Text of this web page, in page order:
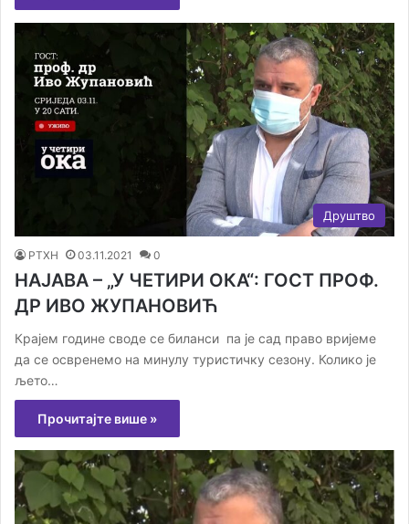
Друштво
РТХН 03.11.2021 0
НАЈАВА – „У ЧЕТИРИ ОКА“: ГОСТ ПРОФ.
ДР ИВО ЖУПАНОВИЋ
Крајем године своде се биланси па је сад право вријеме
да се освренемо на минулу туристичку сезону. Колико је
љето…
Прочитајте више »